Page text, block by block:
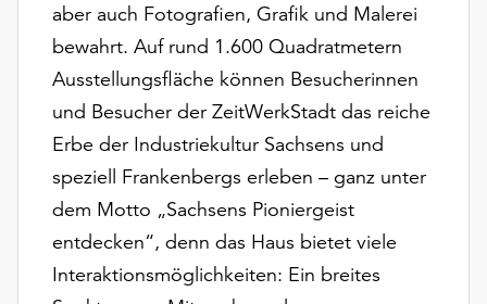
verwendeten
Cookies
anpassen,
erreichen
Einstellungen
über
Schaltfläche
„Auswählen“.
aber auch Fotografien, Grafik und Malerei
bewahrt. Auf rund 1.600 Quadratmetern
Ausstellungsfläche können Besucherinnen
und Besucher der ZeitWerkStadt das reiche
Erbe der Industriekultur Sachsens und
speziell Frankenbergs erleben – ganz unter
dem Motto „Sachsens Pioniergeist
entdecken“, denn das Haus bietet viele
Interaktionsmöglichkeiten: Ein breites